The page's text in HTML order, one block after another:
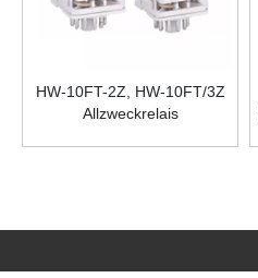
HW-10FT-2Z, HW-10FT/3Z
Allzweckrelais